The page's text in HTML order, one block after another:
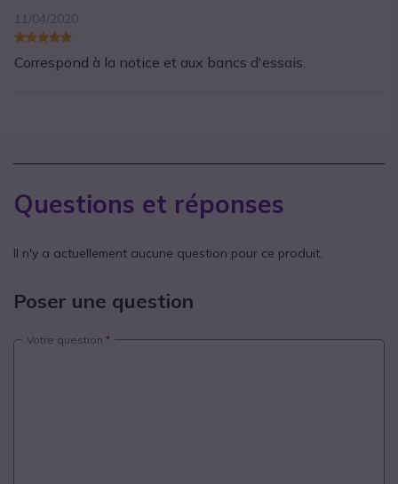
11/04/2020
Correspond à la notice et aux bancs d'essais.
Questions et réponses
Il n'y a actuellement aucune question pour ce produit.
Poser une question
Votre question